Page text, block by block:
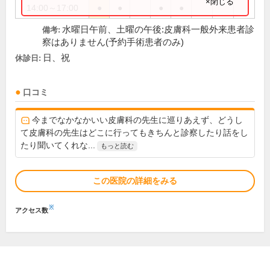
備考: 水曜日午前、土曜の午後:皮膚科一般外来患者診
察はありません(予約手術患者のみ)
休診日: 日、祝
口コミ
今までなかなかいい皮膚科の先生に巡りあえず、どうし
て皮膚科の先生はどこに行ってもきちんと診察したり話をし
たり聞いてくれな...
もっと読む
この医院の詳細をみる
アクセス数※